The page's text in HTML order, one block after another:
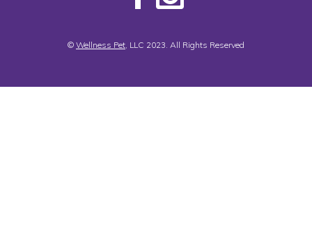
© Wellness Pet, LLC 2023. All Rights Reserved